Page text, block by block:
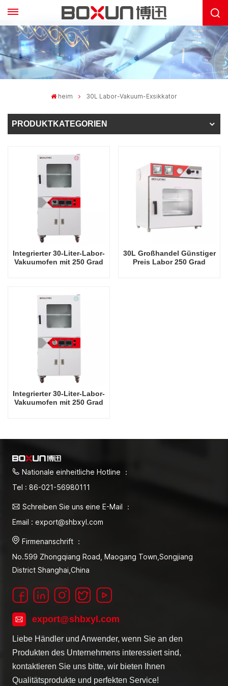
heim 30L Labor-Vakuum-Exsikkator
PRODUKTKATEGORIEN
Integrierter 30-Liter-Labor-
Vakuumofen mit 250 Grad
30L Großhandel Günstiger
Preis Labor 250 Grad
Integrierter 30-Liter-Labor-
Vakuumofen mit 250 Grad
Nationale einheitliche Hotline ：
Tel : 86-021-56980111
Schreiben Sie uns eine E-Mail ：
Email : export@shbxyl.com
Firmenanschrift ：
No.599 Zhongqiang Road, Maogang Town,Songjiang
District Shanghai,China
export@shbxyl.com
Liebe Händler und Anwender, wenn Sie an den
Produkten des Unternehmens interessiert sind,
kontaktieren Sie uns bitte, wir bieten Ihnen
Qualitätsprodukte und perfekten Service!